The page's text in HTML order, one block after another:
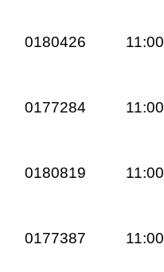
0180426 11:00
0177284 11:00
0180819 11:00
0177387 11:00